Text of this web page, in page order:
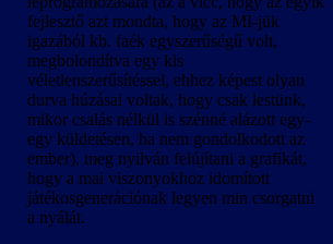
fejlesztő azt mondta, hogy az MI-jük
igazából kb. faék egyszerűségű volt,
megbolondítva egy kis
véletlenszerűsítéssel, ehhez képest olyan
durva húzásai voltak, hogy csak lestünk,
mikor csalás nélkül is szénné alázott egy-
egy küldetésen, ha nem gondolkodott az
ember), meg nyilván felújítani a grafikát,
hogy a mai viszonyokhoz idomított
játékosgenerációnak legyen min csorgatni
a nyálát.